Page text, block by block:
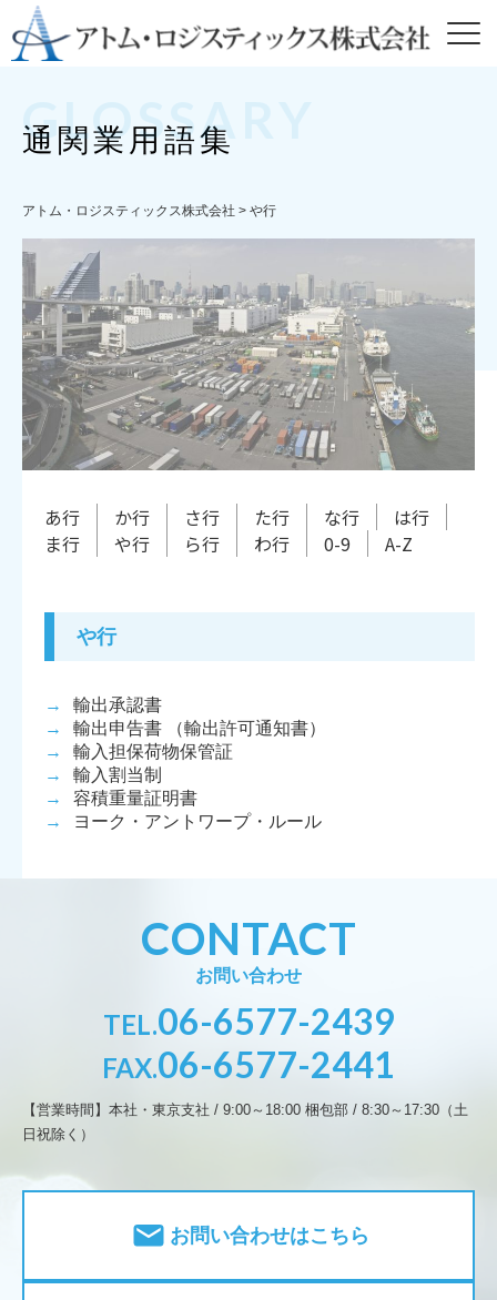
GLOSSARY
通関業用語集
アトム・ロジスティックス株式会社 > や行
あ行 か行 さ行 た行 な行
は行
ま行
や行 ら行 わ行 0-9 A-Z
や行
→
輸出承認書
→
輸出申告書 （輸出許可通知書）
→
輸入担保荷物保管証
→
輸入割当制
→
容積重量証明書
→
ヨーク・アントワープ・ルール
CONTACT
お問い合わせ
TEL.06-6577-2439
FAX.06-6577-2441
【営業時間】本社・東京支社 / 9:00～18:00 梱包部 / 8:30～17:30（土
日祝除く）
お問い合わせはこちら